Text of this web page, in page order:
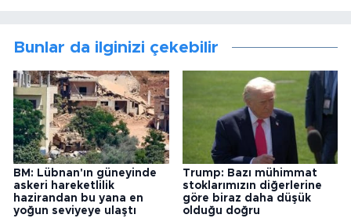
Bunlar da ilginizi çekebilir
BM: Lübnan'ın güneyinde
askeri hareketlilik
hazirandan bu yana en
yoğun seviyeye ulaştı
Trump: Bazı mühimmat
stoklarımızın diğerlerine
göre biraz daha düşük
olduğu doğru